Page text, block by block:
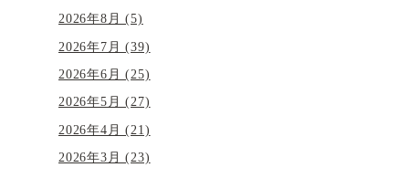
2026年8月 (5)
2026年7月 (39)
2026年6月 (25)
2026年5月 (27)
2026年4月 (21)
2026年3月 (23)